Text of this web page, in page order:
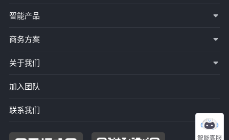
智能客服
智能产品
商务方案
关于我们
加入团队
联系我们